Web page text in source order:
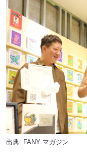
出典: FANY マガジン